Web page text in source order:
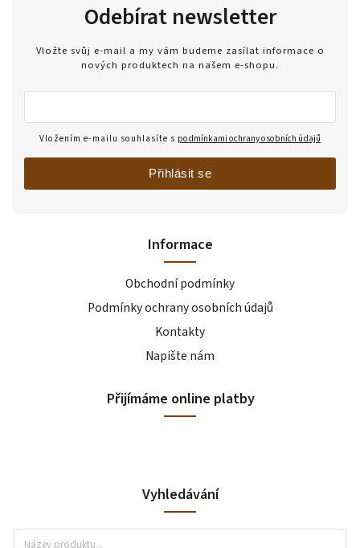
Informace
Obchodní podmínky
Podmínky ochrany osobních údajů
Kontakty
Napište nám
Přijímáme online platby
Odebírat newsletter
Vložte svůj e-mail a my vám budeme zasílat informace o
nových produktech na našem e-shopu.
Vložením e-mailu souhlasíte s podmínkami ochrany osobních údajů
Přihlásit se
Vyhledávání